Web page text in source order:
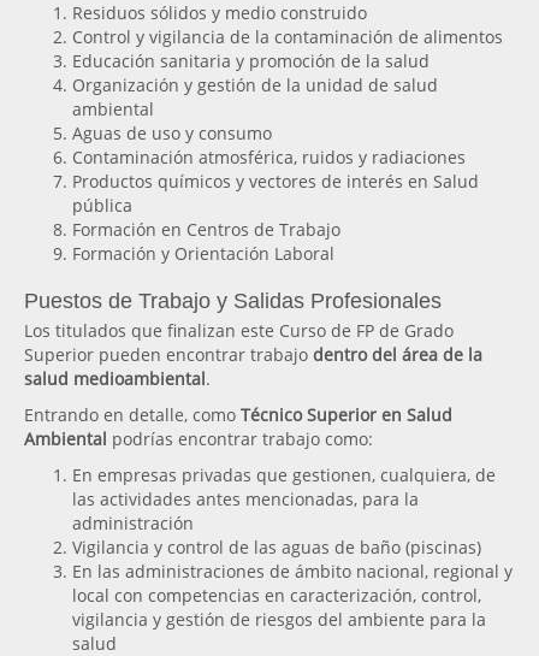
Residuos sólidos y medio construido
Control y vigilancia de la contaminación de alimentos
Educación sanitaria y promoción de la salud
Organización y gestión de la unidad de salud
ambiental
Aguas de uso y consumo
Contaminación atmosférica, ruidos y radiaciones
Productos químicos y vectores de interés en Salud
pública
Formación en Centros de Trabajo
Formación y Orientación Laboral
Puestos de Trabajo y Salidas Profesionales
Los titulados que finalizan este Curso de FP de Grado
Superior pueden encontrar trabajo dentro del área de la
salud medioambiental.
Entrando en detalle, como Técnico Superior en Salud
Ambiental podrías encontrar trabajo como:
En empresas privadas que gestionen, cualquiera, de
las actividades antes mencionadas, para la
administración
Vigilancia y control de las aguas de baño (piscinas)
En las administraciones de ámbito nacional, regional y
local con competencias en caracterización, control,
vigilancia y gestión de riesgos del ambiente para la
salud